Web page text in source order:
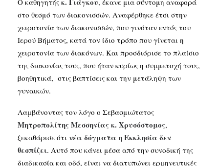
Ο καθηγητής
, έκανε μια σύντομη αναφορά
στο θεσμό των διακονισσών. Αναφέρθηκε έτσι στην
χειροτονία των διακονισσών, που γινόταν εντός του
Ιερού Βήματος, κατά τον ίδιο τρόπο που γίνεται η
χειροτονία των διακόνων. Και προσδιόρισε το πλαίσιο
της διακονίας τους, που ήταν κυρίως η συμμετοχή τους,
βοηθητικά, στις βαπτίσεις και την μετάληψη των
γυναικών.
Λαμβάνοντας τον λόγο ο Σεβασμιώτατος
Μητροπολίτης Μεσσηνίας κ. Χρυσόστομος,
ξεκαθάρισε ότι νέα δόγματα η Εκκλησία δεν
θεσπίζει. Αυτό που κάνει μέσα από την συνοδική της
διαδικασία και οδό, είναι να διατυπώνει ερμηνευτικές